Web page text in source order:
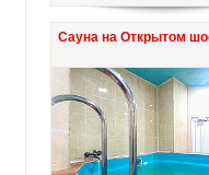
Сауна на Открытом